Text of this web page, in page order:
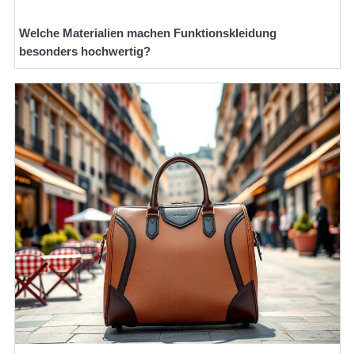
Welche Materialien machen Funktionskleidung
besonders hochwertig?